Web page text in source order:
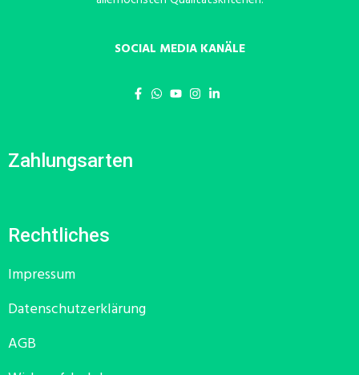
SOCIAL MEDIA KANÄLE
Zahlungsarten
Rechtliches
Impressum
Datenschutzerklärung
AGB